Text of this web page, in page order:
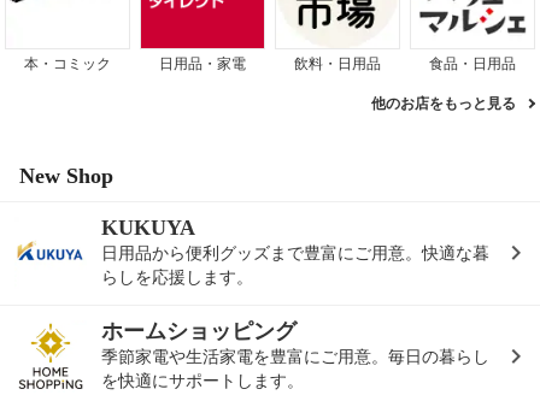
本・コミック 日用品・家電 飲料・日用品 食品・日用品
他のお店をもっと見る
New Shop
KUKUYA
日用品から便利グッズまで豊富にご用意。快適な暮
らしを応援します。
ホームショッピング
季節家電や生活家電を豊富にご用意。毎日の暮らし
を快適にサポートします。